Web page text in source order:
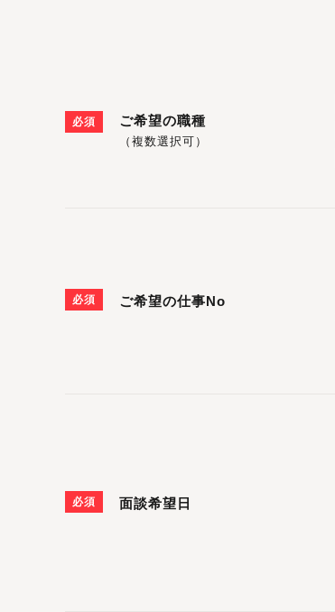
必須 ご希望の職種
（複数選択可）
必須
ご希望の仕事No
必須 面談希望日